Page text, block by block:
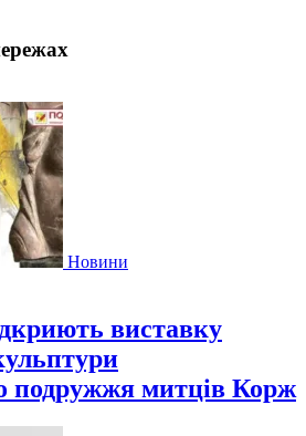
Новини
виставку
подружжя митців Корж